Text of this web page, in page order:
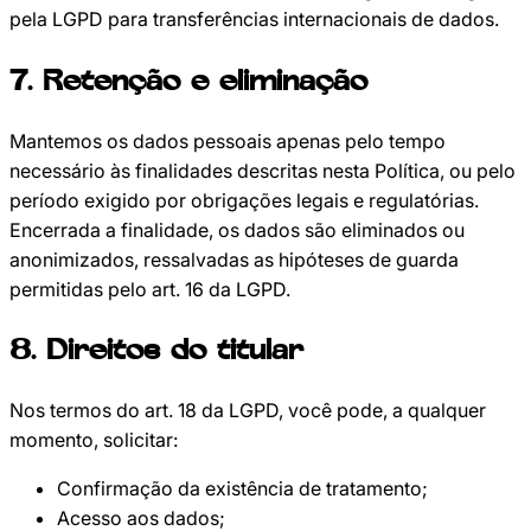
pela LGPD para transferências internacionais de dados.
7. Retenção e eliminação
Mantemos os dados pessoais apenas pelo tempo
necessário às finalidades descritas nesta Política, ou pelo
período exigido por obrigações legais e regulatórias.
Encerrada a finalidade, os dados são eliminados ou
anonimizados, ressalvadas as hipóteses de guarda
permitidas pelo art. 16 da LGPD.
8. Direitos do titular
Nos termos do art. 18 da LGPD, você pode, a qualquer
momento, solicitar:
Confirmação da existência de tratamento;
Acesso aos dados;